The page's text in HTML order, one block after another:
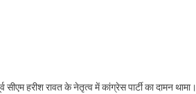
हरीश रावत के नेतृत्व में कांग्रेस पार्टी का दामन थामा।